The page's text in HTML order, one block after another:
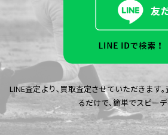
LINE査定より､買取査定させていただきます
るだけで､簡単でスピーデ